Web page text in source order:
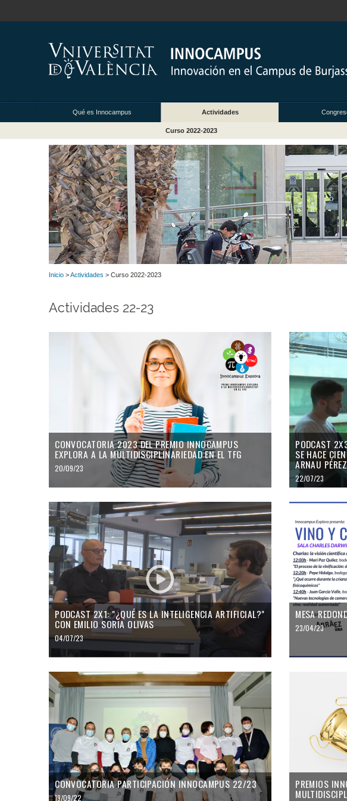
Qué es Innocampus Actividades
Curso 2022-2023
Inicio >Actividades > Curso 2022-2023
Actividades 22-23
CONVOCATORIA 2023 DEL PREMIO INNOCAMPUS
EXPLORA A LA MULTIDISCIPLINARIEDAD EN EL TFG
20/09/23
PODCAST
SE HACE
ARNAU
22/07/23
PODCAST 2X1: "¿QUÉ ES LA INTELIGENCIA ARTIFICIAL?"
CON EMILIO SORIA OLIVAS
04/07/23
MESA
23/04/23
CONVOCATORIA PARTICIPACIÓN INNOCAMPUS 22/23
19/09/22
PREMIOS